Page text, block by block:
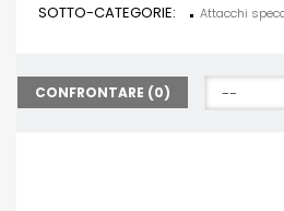
SOTTO-CATEGORIE: Attacchi
CONFRONTARE (0)